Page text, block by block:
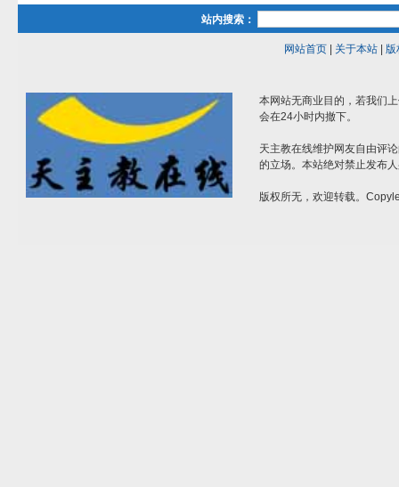
站内搜索：
网站首页| 关于本站| 版
本网站无商业目的，若我们
会在24小时内撤下。
天主教在线维护网友自由评
的立场。本站绝对禁止发布
版权所无，欢迎转载。